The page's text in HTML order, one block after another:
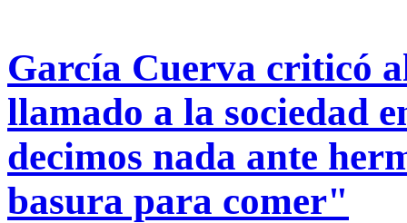
García Cuerva criticó
llamado a la sociedad
decimos nada ante
basura para comer"